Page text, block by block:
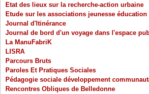
Etat des lieux sur la recherche-action urbaine
Etude sur les associations jeunesse
Journal d'Itinérance
Journal de bord d'un voyage dans l'espace
La ManuFabriK
LISRA
Parcours Bruts
Paroles Et Pratiques Sociales
Pédagogie sociale développement
Rencontres Obliques de Belledonne